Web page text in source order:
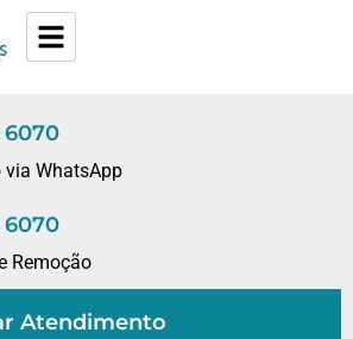
WhatsApp
Remoção
Atendimento